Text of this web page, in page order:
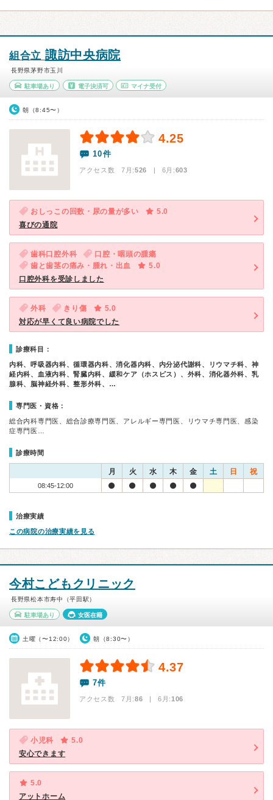
組合立 諏訪中央病院
長野県茅野市玉川
駐車場あり 電子決済可 マイナ受付
朝（8:45〜）
4.25
10件
アクセス数 7月:526 | 6月:603
おしっこの回数・尿の量が多い
5.0
喜びの通院
歯科口腔外科
口腔・咽頭の腫瘍
歯と歯茎の痛み・腫れ・出血
5.0
口腔外科を受診しました
外科 きり傷
5.0
対応が早くて良い病院でした
診療科目：
内科、呼吸器内科、循環器内科、消化器内科、内分泌代謝科、リウマチ科、神
経内科、血液内科、腎臓内科、緩和ケア（ホスピス）、外科、消化器外科、乳
腺科、脳神経外科、整形外科、…
専門医・資格：
総合内科専門医、総合診療専門医、アレルギー専門医、リウマチ専門医、感染
症専門医…
診療時間
月 火 水 木 金 土 日 祝
08:45-12:00
治療実績
この病院の治療実績を見る
今村こどもクリニック
長野県松本市寿中（平田駅）
駐車場あり 女医在籍
土曜（〜12:00） 朝（8:30〜）
4.37
7件
アクセス数 7月:86 | 6月:106
小児科
5.0
安心できます
5.0
アットホーム